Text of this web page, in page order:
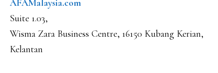
AFAMalaysia.com
Suite 1.03,
Wisma Zara Business Centre, 16150 Kubang Kerian,
Kelantan